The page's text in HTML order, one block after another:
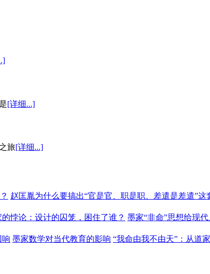
[详细...]
旅[详细...]
赵匡胤为什么要搞出“官是官、职是职、差遣是差遣”这
的悖论：设计的囚笼，困住了谁？ 墨家“非命”思想给现
响 墨家数学对当代教育的影响 “我命由我不由天”：从道